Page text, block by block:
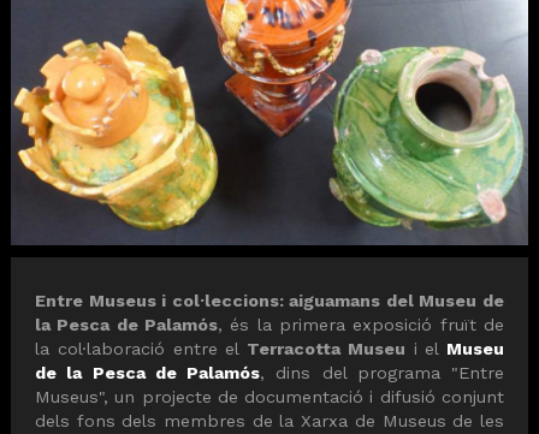
Diapositiva 1 de 1
Entre Museus i col·leccions: aiguamans del Museu de
la Pesca de Palamós, és la primera exposició fruït de
la col·laboració entre el Terracotta Museu i el Museu
de la Pesca de Palamós, dins del programa "Entre
Museus", un projecte de documentació i difusió conjunt
dels fons dels membres de la Xarxa de Museus de les